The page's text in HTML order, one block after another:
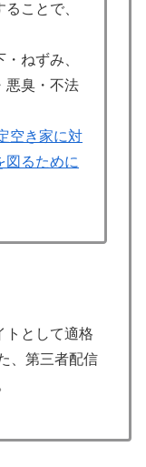
ことで、
ねずみ、
悪臭・不法
空き家に対
図るために
として適格
、第三者配信